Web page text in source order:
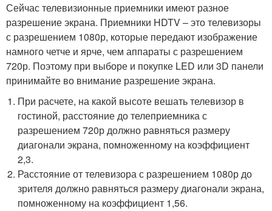
Сейчас телевизионные приемники имеют разное
разрешение экрана. Приемники HDTV – это телевизоры
с разрешением 1080р, которые передают изображение
намного четче и ярче, чем аппараты с разрешением
720р. Поэтому при выборе и покупке LED или 3D панели
принимайте во внимание разрешение экрана.
При расчете, на какой высоте вешать телевизор в
гостиной, расстояние до телеприемника с
разрешением 720р должно равняться размеру
диагонали экрана, помноженному на коэффициент
2,3.
Расстояние от телевизора с разрешением 1080р до
зрителя должно равняться размеру диагонали экрана,
помноженному на коэффициент 1,56.